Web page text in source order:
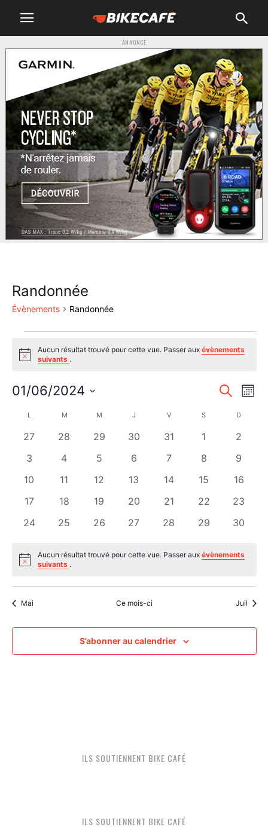
ANNONCE
Randonnée
Évènements Randonnée
Évènements
Notice
Aucun résultat trouvé pour cette vue. Passer aux évènements
suivants .
vues
Recherche
Mois
01/06/2024
date.
Calendrier
de
Évènements
LLUNDI M M MERCREDI
J VVENDREDIS D
0
27
0
28
0
29
0
30
0
31
0
1
0
2
0
3
0
4
0
5
0
6
0
7
0
8
0
9
0
10
0
11
0
12
0
13
0
14
0
15
0
16
0
17
0
18
0
19
0
20
0
21
0
22
0
23
0
24
0
25
0
26
0
27
0
28
0
29
0
30
Notice
Aucun résultat trouvé pour cette vue. Passer aux évènements
suivants .
Mai Ce mois-ci Juil
S’abonner au calendrier